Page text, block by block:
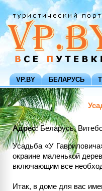
VP.BY БЕЛАРУСЬ
Адрес:Беларусь,
Усадьба «У
окраине маленькой
включающим все
Итак, в доме для вас